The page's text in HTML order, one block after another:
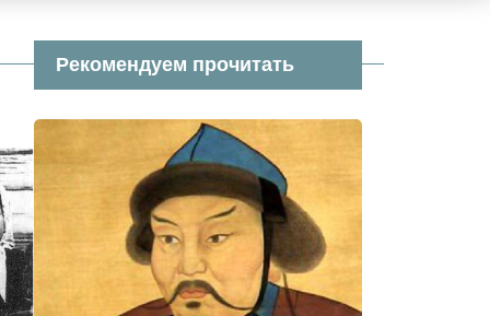
Рекомендуем прочитать